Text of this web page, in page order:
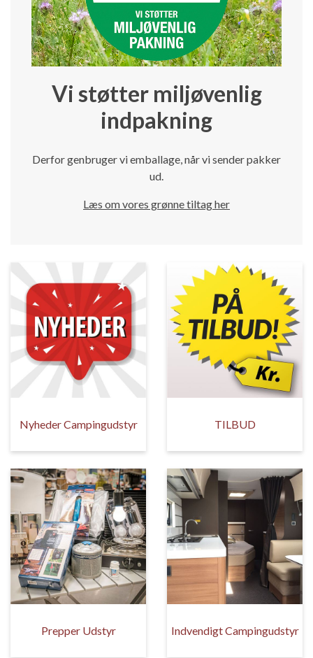
Vi støtter miljøvenlig
indpakning
Derfor genbruger vi emballage, når vi sender pakker
ud.
Læs om vores grønne tiltag her
Nyheder Campingudstyr TILBUD
Prepper Udstyr Indvendigt Campingudstyr